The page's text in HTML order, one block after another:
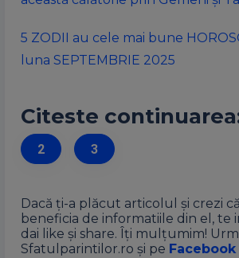
5 ZODII au cele mai bune
luna SEPTEMBRIE 2025
Citeste
2
3
Dacă ți-a plăcut articolul și crezi
beneficia de informatiile din el, te
dai like și share. Îți mulțumim!
Sfatulparintilor.ro și pe Facebook